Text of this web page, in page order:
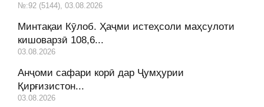
№:92 (5144), 03.08.2026
Минтақаи Кӯлоб. Ҳаҷми истеҳсоли маҳсулоти
кишоварзӣ 108,6...
03.08.2026
Анҷоми сафари корӣ дар Ҷумҳурии
Қирғизистон...
03.08.2026